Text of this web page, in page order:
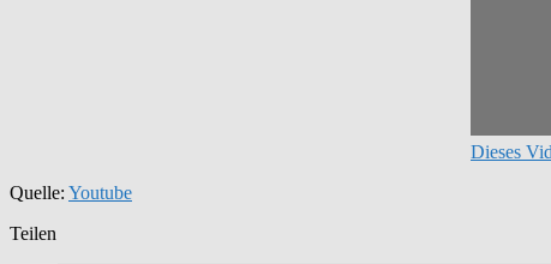
Dieses
Quelle: Youtube
Teilen